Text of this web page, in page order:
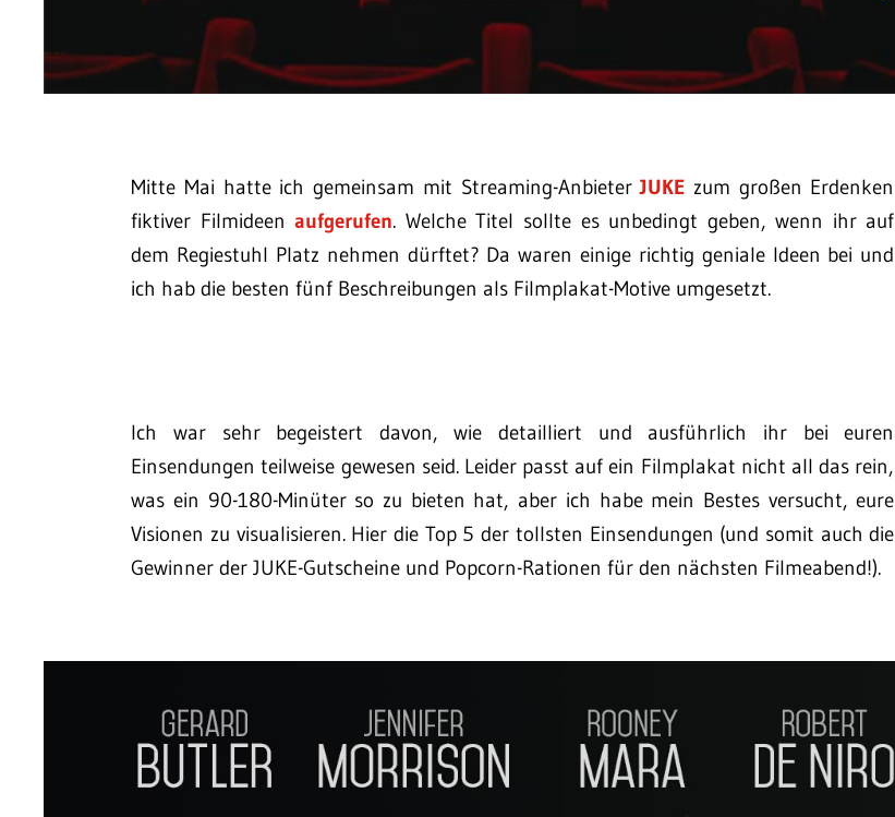
Mitte Mai hatte ich gemeinsam mit Streaming-AnbieterJUKE zum großen Erdenken
fiktiver Filmideenaufgerufen. Welche Titel sollte es unbedingt geben, wenn ihr auf
dem Regiestuhl Platz nehmen dürftet? Da waren einige richtig geniale Ideen bei und
ich hab die besten fünf Beschreibungen als Filmplakat-Motive umgesetzt.
Ich war sehr begeistert davon, wie detailliert und ausführlich ihr bei euren
Einsendungen teilweise gewesen seid. Leider passt auf ein Filmplakat nicht all das rein,
was ein 90-180-Minüter so zu bieten hat, aber ich habe mein Bestes versucht, eure
Visionen zu visualisieren. Hier die Top 5 der tollsten Einsendungen (und somit auch die
Gewinner der JUKE-Gutscheine und Popcorn-Rationen für den nächsten Filmeabend!).